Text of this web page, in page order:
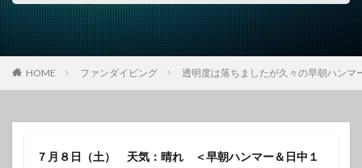
HOME ファンダイビング 透明度は落ちましたが久々の早朝ハンマ
７月８日（土） 天気：晴れ ＜早朝ハンマー＆日中１